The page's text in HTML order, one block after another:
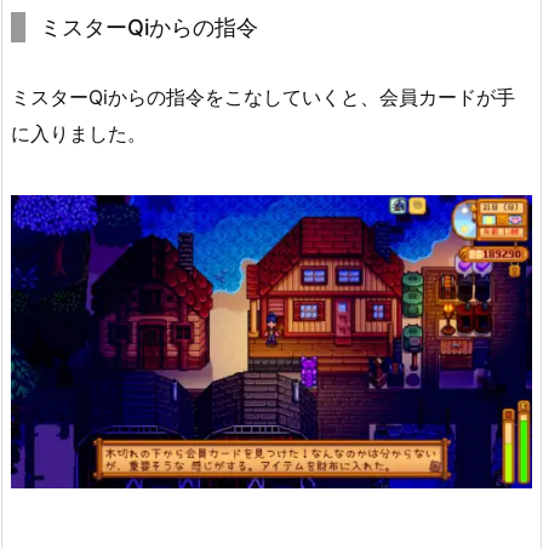
ミスターQiからの指令
ミスターQiからの指令をこなしていくと、会員カードが手
に入りました。